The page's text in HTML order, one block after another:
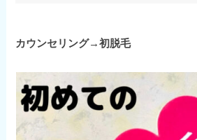
カウンセリング→初脱毛